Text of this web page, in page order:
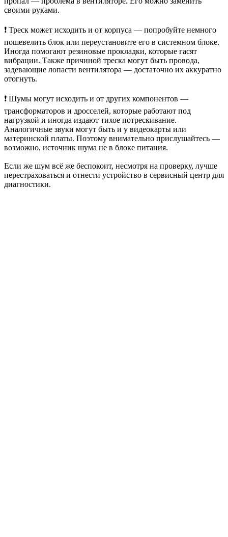
своими руками.
❗ Треск может исходить и от корпуса — попробуйте немного
пошевелить блок или переустановите его в системном блоке.
Иногда помогают резиновые прокладки, которые гасят
вибрации. Также причиной треска могут быть провода,
задевающие лопасти вентилятора — достаточно их аккуратно
отогнуть.
❗ Шумы могут исходить и от других компонентов —
трансформаторов и дросселей, которые работают под
нагрузкой и иногда издают тихое потрескивание.
Аналогичные звуки могут быть и у видеокарты или
материнской платы. Поэтому внимательно прислушайтесь —
возможно, источник шума не в блоке питания.
Если же шум всё же беспокоит, несмотря на проверку, лучше
перестраховаться и отнести устройство в сервисный центр для
диагностики.